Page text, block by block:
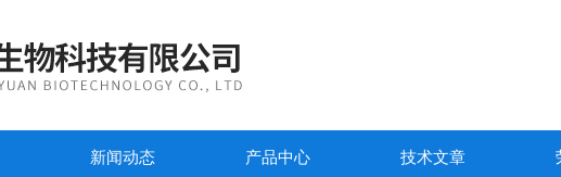
新闻动态 产品中心 技术文章